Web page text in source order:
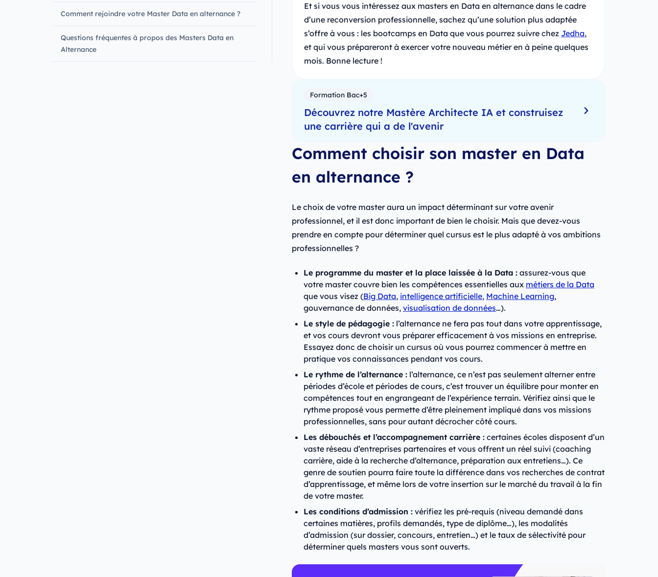
Comment rejoindre votre Master Data en alternance ?
Questions fréquentes à propos des Masters Data en
Alternance
Et si vous vous intéressez aux masters en Data en alternance dans le cadre
d’une reconversion professionnelle, sachez qu’une solution plus adaptée
s’offre à vous : les bootcamps en Data que vous pourrez suivre chez Jedha,
et qui vous prépareront à exercer votre nouveau métier en à peine quelques
mois. Bonne lecture !
Formation Bac+5
Découvrez notre Mastère Architecte IA et construisez
une carrière qui a de l'avenir
Comment choisir son master en Data
en alternance ?
Le choix de votre master aura un impact déterminant sur votre avenir
professionnel, et il est donc important de bien le choisir. Mais que devez-vous
prendre en compte pour déterminer quel cursus est le plus adapté à vos ambitions
professionnelles ?
Le programme du master et la place laissée à la Data :assurez‑vous que
votre master couvre bien les compétences essentielles aux métiers de la Data
que vous visez (Big Data, intelligence artificielle, Machine Learning,
gouvernance de données, visualisation de données…).
Le style de pédagogie :l’alternance ne fera pas tout dans votre apprentissage,
et vos cours devront vous préparer efficacement à vos missions en entreprise.
Essayez donc de choisir un cursus où vous pourrez commencer à mettre en
pratique vos connaissances pendant vos cours.
Le rythme de l’alternance :l’alternance, ce n’est pas seulement alterner entre
périodes d’école et périodes de cours, c’est trouver un équilibre pour monter en
compétences tout en engrangeant de l’expérience terrain. Vérifiez ainsi que le
rythme proposé vous permette d’être pleinement impliqué dans vos missions
professionnelles, sans pour autant décrocher côté cours.
Les débouchés et l’accompagnement carrière :certaines écoles disposent d’un
vaste réseau d’entreprises partenaires et vous offrent un réel suivi (coaching
carrière, aide à la recherche d’alternance, préparation aux entretiens…). Ce
genre de soutien pourra faire toute la différence dans vos recherches de contrat
d’apprentissage, et même lors de votre insertion sur le marché du travail à la fin
de votre master.
Les conditions d’admission :vérifiez les pré-requis (niveau demandé dans
certaines matières, profils demandés, type de diplôme…), les modalités
d’admission (sur dossier, concours, entretien…) et le taux de sélectivité pour
déterminer quels masters vous sont ouverts.